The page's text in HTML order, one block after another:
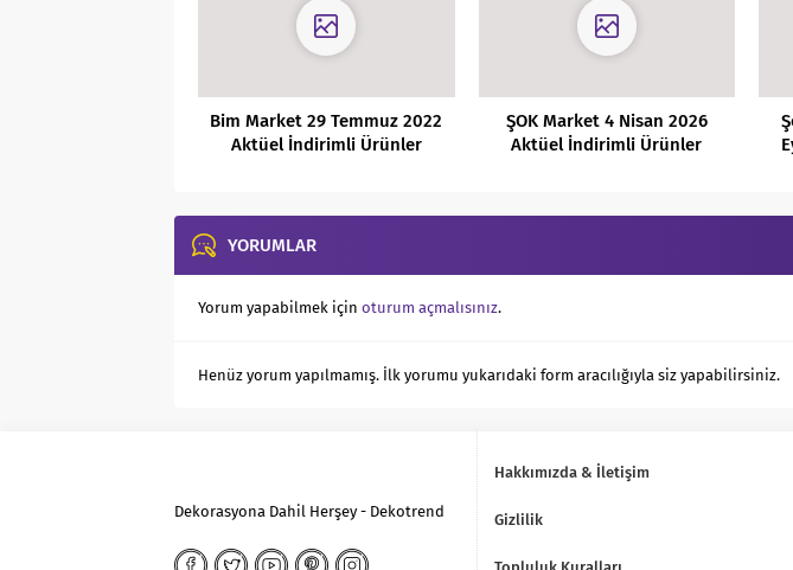
Bim Market 29 Temmuz 2022
Aktüel İndirimli Ürünler
ŞOK Market 4 Nisan 2026
Aktüel İndirimli Ürünler
YORUMLAR
Yorum yapabilmek için oturum açmalısınız.
Henüz yorum yapılmamış. İlk yorumu yukarıdaki form aracılığıyla siz yapabilirsiniz.
Dekorasyona Dahil Herşey - Dekotrend
Hakkımızda & İletişim
Gizlilik